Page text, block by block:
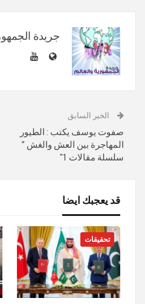
جريدة
الخبر السابق
صفوت يوسف يكتب : الطيور
المهاجرة بين العش والغش ”
سلسلة مقالات 1″
قد يعجبك ايضا
تحقيقات